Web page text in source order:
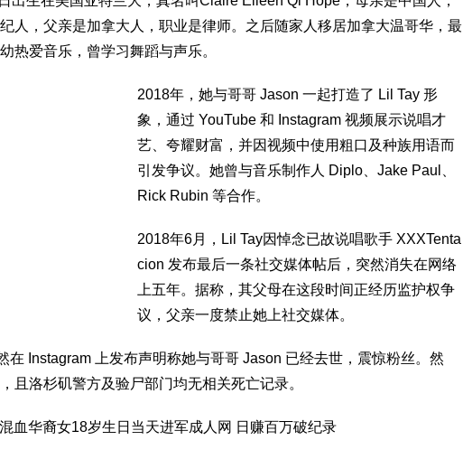
人，父亲是加拿大人，职业是律师。之后随家人移居加拿大温哥华，最
热爱音乐，曾学习舞蹈与声乐。
2018年，她与哥哥 Jason 一起打造了 Lil Tay 形
象，通过 YouTube 和 Instagram 视频展示说唱才
艺、夸耀财富，并因视频中使用粗口及种族用语而
引发争议。她曾与音乐制作人 Diplo、Jake Paul、
Rick Rubin 等合作。
2018年6月，Lil Tay因悼念已故说唱歌手 XXXTenta
cion 发布最后一条社交媒体帖后，突然消失在网络
上五年。据称，其父母在这段时间正经历监护权争
议，父亲一度禁止她上社交媒体。
在 Instagram 上发布声明称她与哥哥 Jason 已经去世，震惊粉丝。然
且洛杉矶警方及验尸部门均无相关死亡记录。